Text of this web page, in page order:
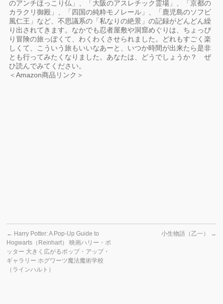
のアンチほっこり仏」、「大阪のアスレチック霊場」、「京都の
カラクリ御殿」、「四国の純粋モノレール」、「鹿児島のソフビ
風仁王」など、不思議系の「私なりの絶景」の記録がどんどん繰
り出されてきます。なかでも忍者屋敷や洞窟めぐりは、ちょっぴ
り冒険の旅っぽくて、わくわくさせられました。どれもすごく楽
しくて、こういう旅もいいなあーと、いつか時間が出来たら是非
とも行ってみたくなりました。あなたは、どうでしょうか？ ぜ
ひ読んでみてください。
＜Amazon商品リンク＞
← Harry Potter: A Pop-Up Guide to
Hogwarts（Reinhart） 映画ハリー・ポ
ッター 大きく広がるポップ・アップ・
ギャラリー ホグワーツ魔法魔術学校
（ラインハルト）
小生物語（乙一） →